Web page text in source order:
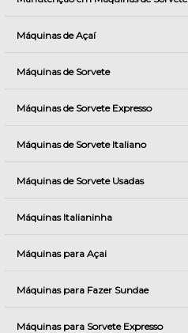
Máquinas de Açaí
Máquinas de Sorvete
Máquinas de Sorvete Expresso
Máquinas de Sorvete Italiano
Máquinas de Sorvete Usadas
Máquinas Italianinha
Máquinas para Açai
Máquinas para Fazer Sundae
Máquinas para Sorvete Expresso